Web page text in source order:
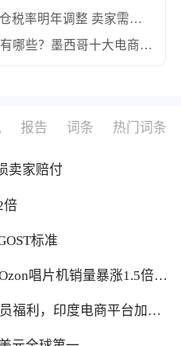
税率明年调整 卖家需尽
哪些？墨西哥十大电商平
报告 词条 热门词条
卖家赔付
倍
标准
唱片机销量暴涨1.5倍黑
福利，印度电商平台加码